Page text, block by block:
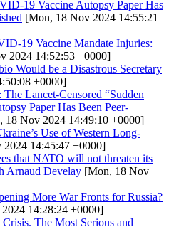
19 Vaccine Autopsy Paper Has
[Mon, 18 Nov 2024 14:55:21
19 Vaccine Mandate Injuries:
2024 14:52:53 +0000]
Would be a Disastrous Secretary
+0000]
Lancet-Censored “Sudden
Paper Has Been Peer-
18 Nov 2024 14:49:10 +0000]
Use of Western Long-
14:45:47 +0000]
that NATO will not threaten its
Arnaud Develay [Mon, 18 Nov
More War Fronts for Russia?
14:28:24 +0000]
The Most Serious and